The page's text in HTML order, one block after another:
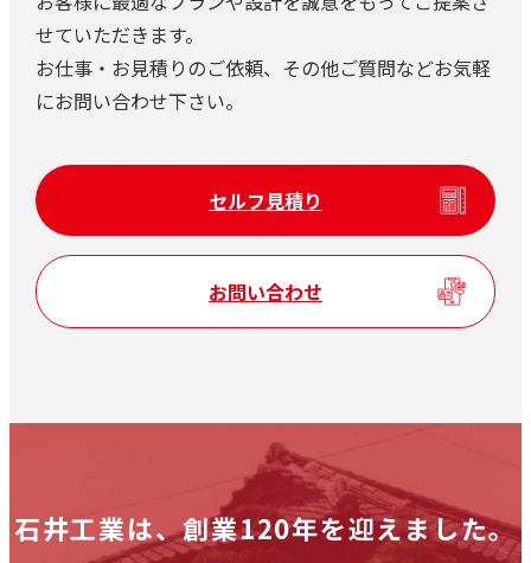
せていただきます。
お仕事・お見積りのご依頼、その他ご質問などお気軽
にお問い合わせ下さい。
セルフ見積り
お問い合わせ
石井工業は、創業120年を迎えました。